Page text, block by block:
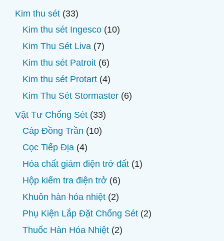
Kim thu sét 3333
sản
phẩm
Kim thu sét Ingesco 1010
Kim Thu Sét Liva 77
sản
phẩm
Kim thu sét Patroit 66
sản
phẩm
Kim thu sét Protart 44
sản
Kim Thu Sét Stormaster 66
Vật Tư Chống Sét 3333
Cáp Đồng Trần 1010
phẩm
Cọc Tiếp Địa 44
sản
phẩm
Hóa chất giảm điện trở đất 11
Hộp kiểm tra điện trở 66
sản
phẩm
Khuôn hàn hóa nhiệt 22
sản
phẩm
Phụ Kiện Lắp Đặt Chống Sét 22
Thuốc Hàn Hóa Nhiệt 22